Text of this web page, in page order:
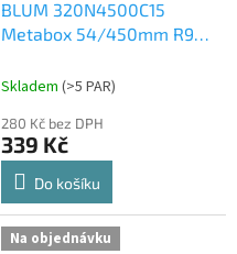
BLUM 320N4500C15
Metabox 54/450mm R901
Skladem (>5 PAR)
280 Kč bez DPH
339 Kč
Do košíku
Na objednávku